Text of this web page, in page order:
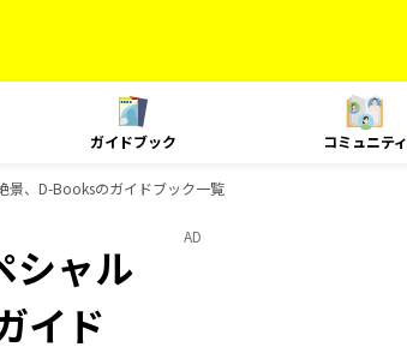
ガイドブック コミュニティ
景、D-Booksのガイドブック一覧
シャル
イド
AD